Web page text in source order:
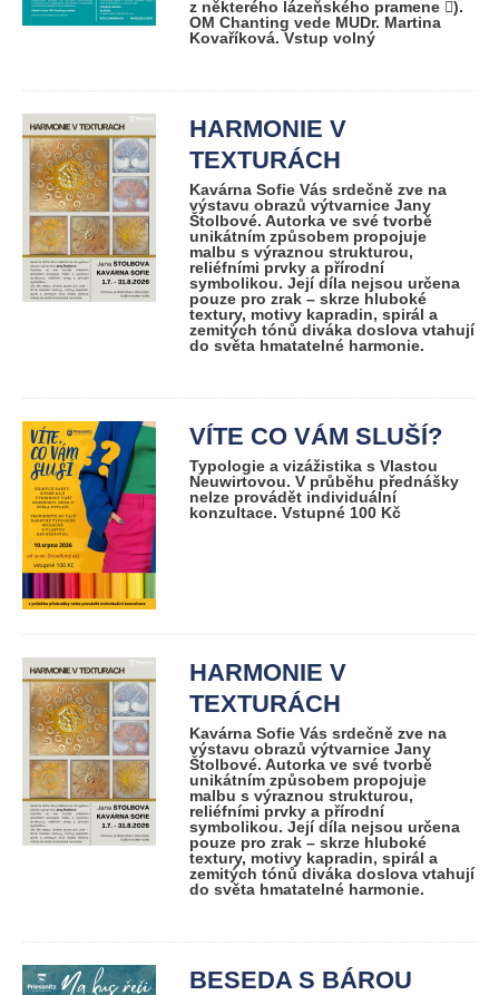
z některého lázeňského pramene ).
OM Chanting vede MUDr. Martina
Kovaříková. Vstup volný
HARMONIE V
TEXTURÁCH
Kavárna Sofie Vás srdečně zve na
výstavu obrazů výtvarnice Jany
Štolbové. Autorka ve své tvorbě
unikátním způsobem propojuje
malbu s výraznou strukturou,
reliéfními prvky a přírodní
symbolikou. Její díla nejsou určena
pouze pro zrak – skrze hluboké
textury, motivy kapradin, spirál a
zemitých tónů diváka doslova vtahují
do světa hmatatelné harmonie.
VÍTE CO VÁM SLUŠÍ?
Typologie a vizážistika s Vlastou
Neuwirtovou. V průběhu přednášky
nelze provádět individuální
konzultace. Vstupné 100 Kč
HARMONIE V
TEXTURÁCH
Kavárna Sofie Vás srdečně zve na
výstavu obrazů výtvarnice Jany
Štolbové. Autorka ve své tvorbě
unikátním způsobem propojuje
malbu s výraznou strukturou,
reliéfními prvky a přírodní
symbolikou. Její díla nejsou určena
pouze pro zrak – skrze hluboké
textury, motivy kapradin, spirál a
zemitých tónů diváka doslova vtahují
do světa hmatatelné harmonie.
BESEDA S BÁROU